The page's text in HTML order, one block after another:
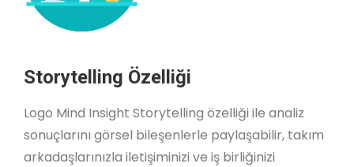
Storytelling Özelliği
Logo Mind Insight Storytelling özelliği ile analiz
sonuçlarını görsel bileşenlerle paylaşabilir, takım
arkadaşlarınızla iletişiminizi ve iş birliğinizi